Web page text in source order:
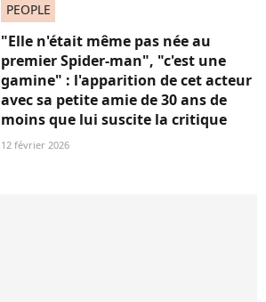
PEOPLE
"Elle n'était même pas née au
premier Spider-man", "c'est une
gamine" : l'apparition de cet acteur
avec sa petite amie de 30 ans de
moins que lui suscite la critique
12 février 2026